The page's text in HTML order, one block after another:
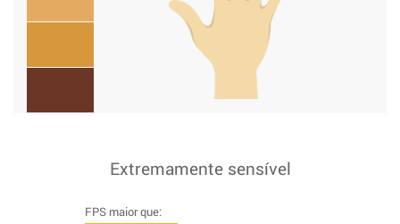
Extremamente sensível
FPS maior que: